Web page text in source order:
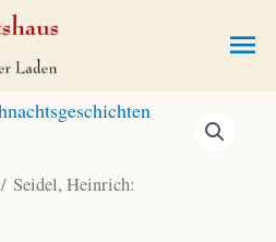
/ Seidel, Heinrich: